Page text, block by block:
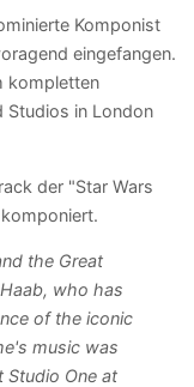
Komponist
eingefangen.
kompletten
Studios in London
der "Star Wars
the Great
who has
of the iconic
music was
Studio One at